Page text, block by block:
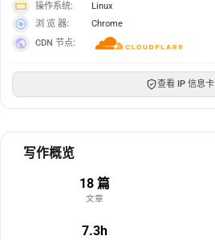
操作系统:
Linux
浏 览 器:
Chrome
CDN 节点:
查看 IP 信息卡
写作概览
18 篇
文章
7.3h